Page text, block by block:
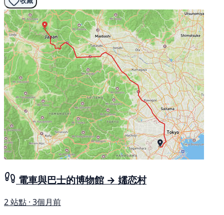
電車與巴士的博物館 → 嬬恋村
2 站點 · 3個月前